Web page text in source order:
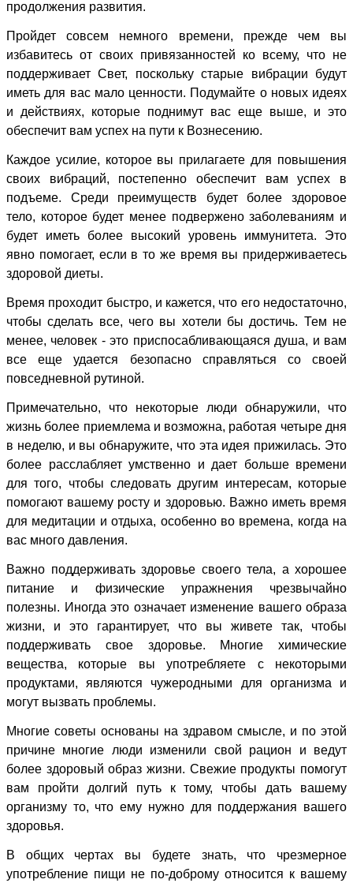
продолжения развития.
Пройдет совсем немного времени, прежде чем вы
избавитесь от своих привязанностей ко всему, что не
поддерживает Свет, поскольку старые вибрации будут
иметь для вас мало ценности. Подумайте о новых идеях
и действиях, которые поднимут вас еще выше, и это
обеспечит вам успех на пути к Вознесению.
Каждое усилие, которое вы прилагаете для повышения
своих вибраций, постепенно обеспечит вам успех в
подъеме. Среди преимуществ будет более здоровое
тело, которое будет менее подвержено заболеваниям и
будет иметь более высокий уровень иммунитета. Это
явно помогает, если в то же время вы придерживаетесь
здоровой диеты.
Время проходит быстро, и кажется, что его недостаточно,
чтобы сделать все, чего вы хотели бы достичь. Тем не
менее, человек - это приспосабливающаяся душа, и вам
все еще удается безопасно справляться со своей
повседневной рутиной.
Примечательно, что некоторые люди обнаружили, что
жизнь более приемлема и возможна, работая четыре дня
в неделю, и вы обнаружите, что эта идея прижилась. Это
более расслабляет умственно и дает больше времени
для того, чтобы следовать другим интересам, которые
помогают вашему росту и здоровью. Важно иметь время
для медитации и отдыха, особенно во времена, когда на
вас много давления.
Важно поддерживать здоровье своего тела, а хорошее
питание и физические упражнения чрезвычайно
полезны. Иногда это означает изменение вашего образа
жизни, и это гарантирует, что вы живете так, чтобы
поддерживать свое здоровье. Многие химические
вещества, которые вы употребляете с некоторыми
продуктами, являются чужеродными для организма и
могут вызвать проблемы.
Многие советы основаны на здравом смысле, и по этой
причине многие люди изменили свой рацион и ведут
более здоровый образ жизни. Свежие продукты помогут
вам пройти долгий путь к тому, чтобы дать вашему
организму то, что ему нужно для поддержания вашего
здоровья.
В общих чертах вы будете знать, что чрезмерное
употребление пищи не по-доброму относится к вашему